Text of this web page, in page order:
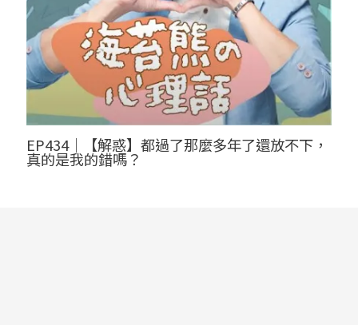
EP434｜【解惑】都過了那麼多年了還放不下，
真的是我的錯嗎？